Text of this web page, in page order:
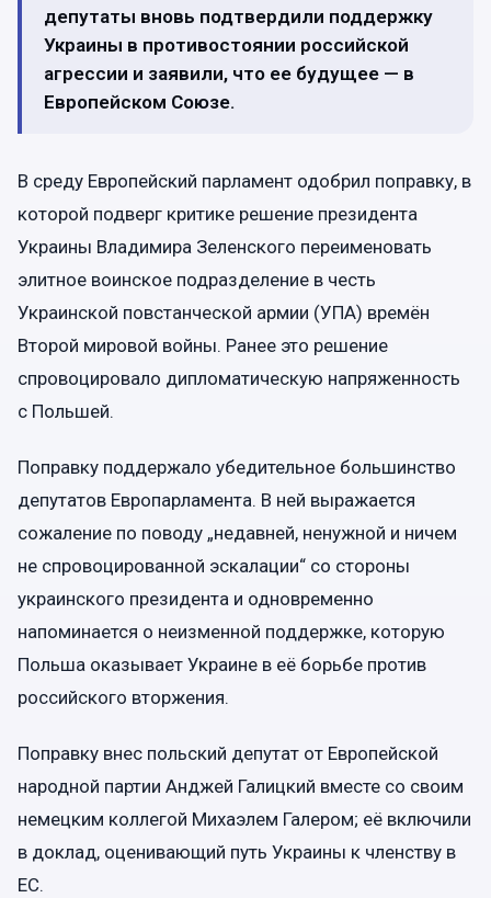
депутаты вновь подтвердили поддержку
Украины в противостоянии российской
агрессии и заявили, что ее будущее — в
Европейском Союзе.
В среду Европейский парламент одобрил поправку, в
которой подверг критике решение президента
Украины Владимира Зеленского переименовать
элитное воинское подразделение в честь
Украинской повстанческой армии (УПА) времён
Второй мировой войны. Ранее это решение
спровоцировало дипломатическую напряженность
с Польшей.
Поправку поддержало убедительное большинство
депутатов Европарламента. В ней выражается
сожаление по поводу „недавней, ненужной и ничем
не спровоцированной эскалации“ со стороны
украинского президента и одновременно
напоминается о неизменной поддержке, которую
Польша оказывает Украине в её борьбе против
российского вторжения.
Поправку внес польский депутат от Европейской
народной партии Анджей Галицкий вместе со своим
немецким коллегой Михаэлем Галером; её включили
в доклад, оценивающий путь Украины к членству в
ЕС.